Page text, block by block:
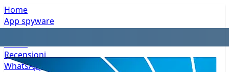
Home
App spyware
Recensioni
WhatsApp